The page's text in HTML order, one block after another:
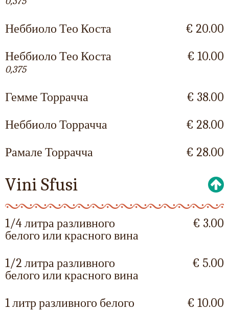
Неббиоло Тео Коста
€ 20.00
Неббиоло Тео Коста
0,375
€ 10.00
Гемме Торрачча
€ 38.00
Неббиоло Торрачча
€ 28.00
Рамале Торрачча
€ 28.00
Vini Sfusi
1/4 литра разливного
белого или красного вина
€ 3.00
1/2 литра разливного
белого или красного вина
€ 5.00
1 литр разливного белого
€ 10.00